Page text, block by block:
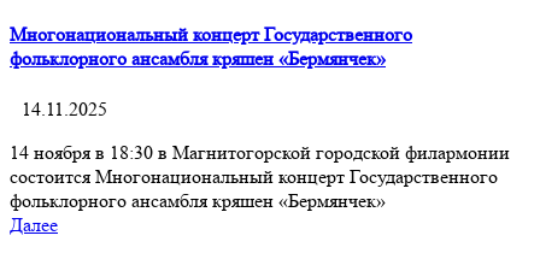
Многонациональный концерт Государственного
фольклорного ансамбля кряшен «Бермянчек»
14.11.2025
14 ноября в 18:30 в Магнитогорской городской филармонии
состоится Многонациональный концерт Государственного
фольклорного ансамбля кряшен «Бермянчек»
Далее